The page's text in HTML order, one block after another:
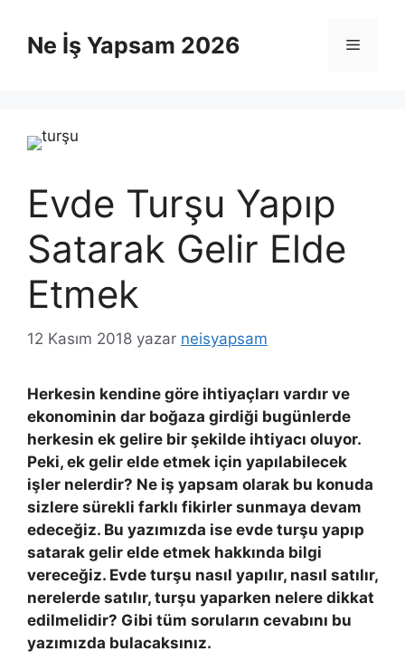
Ne İş Yapsam 2026 Menü
Evde Turşu Yapıp
Satarak Gelir Elde
Etmek
12 Kasım 2018 yazar neisyapsam
Herkesin kendine göre ihtiyaçları vardır ve
ekonominin dar boğaza girdiği bugünlerde
herkesin ek gelire bir şekilde ihtiyacı oluyor.
Peki, ek gelir elde etmek için yapılabilecek
işler nelerdir? Ne iş yapsam olarak bu konuda
sizlere sürekli farklı fikirler sunmaya devam
edeceğiz. Bu yazımızda ise evde turşu yapıp
satarak gelir elde etmek hakkında bilgi
vereceğiz. Evde turşu nasıl yapılır, nasıl satılır,
nerelerde satılır, turşu yaparken nelere dikkat
edilmelidir? Gibi tüm soruların cevabını bu
yazımızda bulacaksınız.